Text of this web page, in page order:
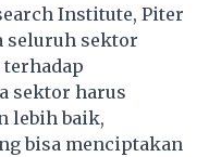
Institute, Piter
seluruh sektor
sektor harus
lebih baik,
bisa menciptakan